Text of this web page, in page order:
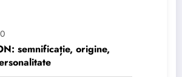
0
semnificație, origine,